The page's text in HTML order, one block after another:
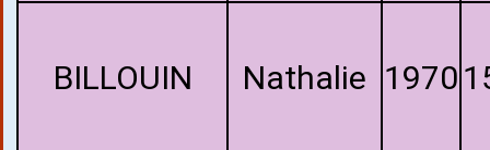
BILLOUIN Nathalie 1970